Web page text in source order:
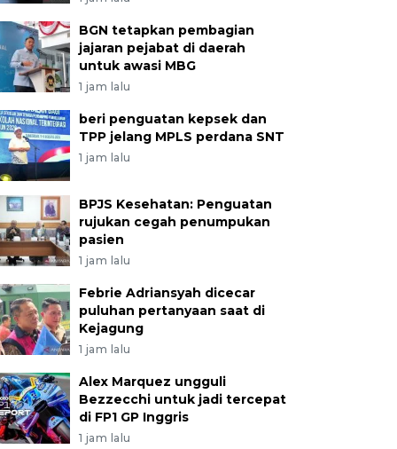
BGN tetapkan pembagian
jajaran pejabat di daerah
untuk awasi MBG
1 jam lalu
beri penguatan kepsek dan
TPP jelang MPLS perdana SNT
1 jam lalu
BPJS Kesehatan: Penguatan
rujukan cegah penumpukan
pasien
1 jam lalu
Febrie Adriansyah dicecar
puluhan pertanyaan saat di
Kejagung
1 jam lalu
Alex Marquez ungguli
Bezzecchi untuk jadi tercepat
di FP1 GP Inggris
1 jam lalu